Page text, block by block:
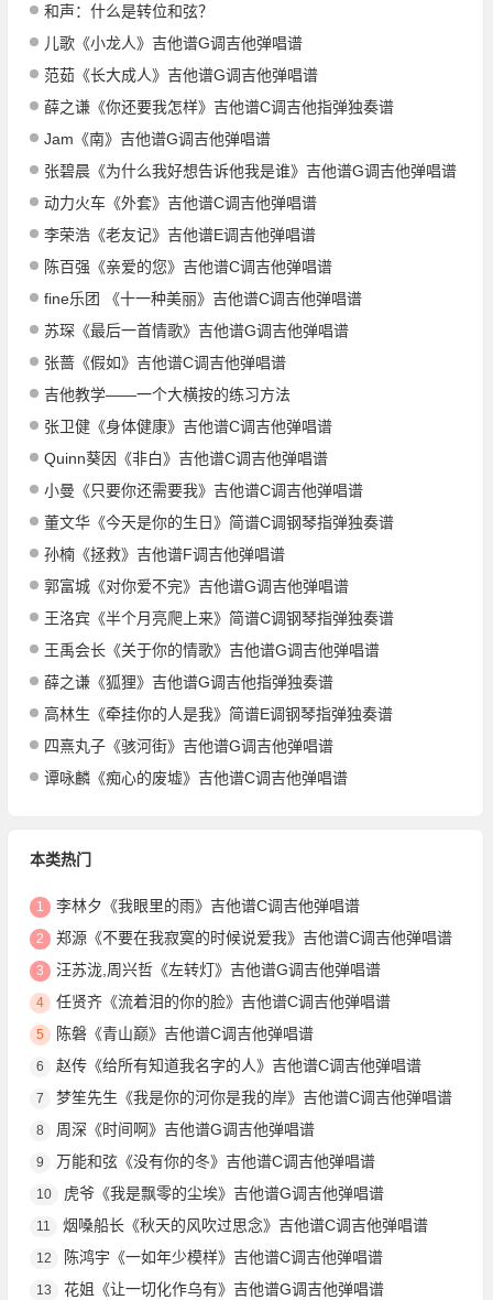
和声：什么是转位和弦？
儿歌《小龙人》吉他谱G调吉他弹唱谱
范茹《长大成人》吉他谱G调吉他弹唱谱
薛之谦《你还要我怎样》吉他谱C调吉他指弹独奏谱
Jam《南》吉他谱G调吉他弹唱谱
张碧晨《为什么我好想告诉他我是谁》吉他谱G调吉他弹唱谱
动力火车《外套》吉他谱C调吉他弹唱谱
李荣浩《老友记》吉他谱E调吉他弹唱谱
陈百强《亲爱的您》吉他谱C调吉他弹唱谱
fine乐团 《十一种美丽》吉他谱C调吉他弹唱谱
苏琛《最后一首情歌》吉他谱G调吉他弹唱谱
张蔷《假如》吉他谱C调吉他弹唱谱
吉他教学——一个大横按的练习方法
张卫健《身体健康》吉他谱C调吉他弹唱谱
Quinn葵因《非白》吉他谱C调吉他弹唱谱
小曼《只要你还需要我》吉他谱C调吉他弹唱谱
董文华《今天是你的生日》简谱C调钢琴指弹独奏谱
孙楠《拯救》吉他谱F调吉他弹唱谱
郭富城《对你爱不完》吉他谱G调吉他弹唱谱
王洛宾《半个月亮爬上来》简谱C调钢琴指弹独奏谱
王禹会长《关于你的情歌》吉他谱G调吉他弹唱谱
薛之谦《狐狸》吉他谱G调吉他指弹独奏谱
高林生《牵挂你的人是我》简谱E调钢琴指弹独奏谱
四熹丸子《骇河街》吉他谱G调吉他弹唱谱
谭咏麟《痴心的废墟》吉他谱C调吉他弹唱谱
本类热门
1 李林夕《我眼里的雨》吉他谱C调吉他弹唱谱
2 郑源《不要在我寂寞的时候说爱我》吉他谱C调吉他弹唱谱
3 汪苏泷,周兴哲《左转灯》吉他谱G调吉他弹唱谱
4 任贤齐《流着泪的你的脸》吉他谱C调吉他弹唱谱
5 陈磐《青山巅》吉他谱C调吉他弹唱谱
6 赵传《给所有知道我名字的人》吉他谱C调吉他弹唱谱
7 梦笙先生《我是你的河你是我的岸》吉他谱C调吉他弹唱谱
8 周深《时间啊》吉他谱G调吉他弹唱谱
9 万能和弦《没有你的冬》吉他谱C调吉他弹唱谱
10 虎爷《我是飘零的尘埃》吉他谱G调吉他弹唱谱
11 烟嗓船长《秋天的风吹过思念》吉他谱C调吉他弹唱谱
12 陈鸿宇《一如年少模样》吉他谱C调吉他弹唱谱
13 花姐《让一切化作乌有》吉他谱G调吉他弹唱谱